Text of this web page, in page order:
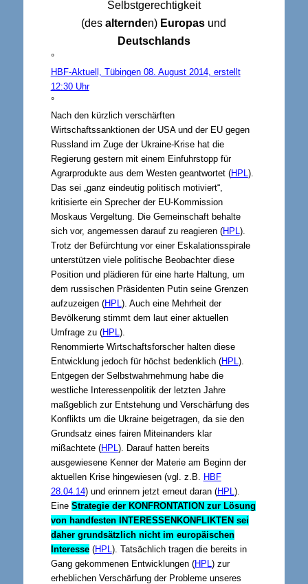
Selbstgerechtigkeit
(desalternden) Europas und
Deutschlands
°
HBF-Aktuell, Tübingen 08. August 2014, erstellt
12:30 Uhr
°
Nach den kürzlich verschärften
Wirtschaftssanktionen der USA und der EU gegen
Russland im Zuge der Ukraine-Krise hat die
Regierung gestern mit einem Einfuhrstopp für
Agrarprodukte aus dem Westen geantwortet (HPL ).
Das sei „ganz eindeutig politisch motiviert“,
kritisierte ein Sprecher der EU-Kommission
Moskaus Vergeltung. Die Gemeinschaft behalte
sich vor, angemessen darauf zu reagieren (HPL ).
Trotz der Befürchtung vor einer Eskalationsspirale
unterstützen viele politische Beobachter diese
Position und plädieren für eine harte Haltung, um
dem russischen Präsidenten Putin seine Grenzen
aufzuzeigen (HPL ). Auch eine Mehrheit der
Bevölkerung stimmt dem laut einer aktuellen
Umfrage zu (HPL ).
Renommierte Wirtschaftsforscher halten diese
Entwicklung jedoch für höchst bedenklich (HPL ).
Entgegen der Selbstwahrnehmung habe die
westliche Interessenpolitik der letzten Jahre
maßgeblich zur Entstehung und Verschärfung des
Konflikts um die Ukraine beigetragen, da sie den
Grundsatz eines fairen Miteinanders klar
mißachtete (HPL ). Darauf hatten bereits
ausgewiesene Kenner der Materie am Beginn der
aktuellen Krise hingewiesen (vgl. z.B. HBF
28.04.14) und erinnern jetzt erneut daran (HPL ).
Eine Strategie der KONFRONTATIONzur Lösung
von handfesten INTERESSENKONFLIKTEN sei
daher grundsätzlich nicht im europäischen
Interesse(HPL ). Tatsächlich tragen die bereits in
Gang gekommenen Entwicklungen (HPL ) zur
erheblichen Verschärfung der Probleme unseres